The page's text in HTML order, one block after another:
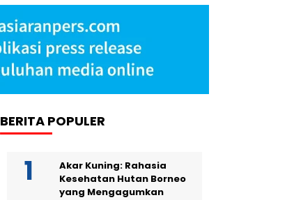
BERITA POPULER
Akar Kuning: Rahasia
Kesehatan Hutan Borneo
yang Mengagumkan